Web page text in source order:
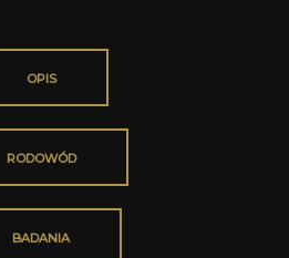
OPIS
RODOWÓD
BADANIA